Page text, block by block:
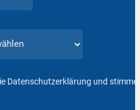
Datenschutzerklärung und